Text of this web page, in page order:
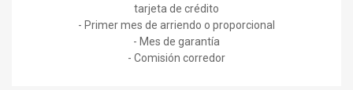
tarjeta de crédito
- Primer mes de arriendo o proporcional
- Mes de garantía
- Comisión corredor